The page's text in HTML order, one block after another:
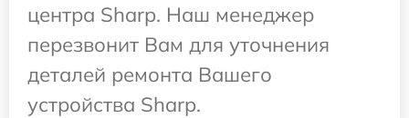
центра Sharp. Наш менеджер
перезвонит Вам для уточнения
деталей ремонта Вашего
устройства Sharp.